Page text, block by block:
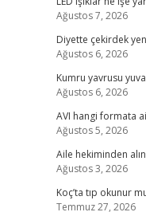
Ağustos 7, 2026
Diyette çekirdek
Ağustos 6, 2026
Kumru yavrusu
Ağustos 6, 2026
AVI hangi formata
Ağustos 5, 2026
Aile hekiminden
Ağustos 3, 2026
Koç’ta tıp okunur
Temmuz 27, 2026